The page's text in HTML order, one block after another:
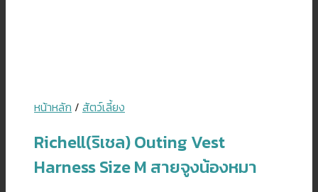
หน้าหลัก / สัตว์เลี้ยง
Richell(ริเชล) Outing Vest
Harness Size M สายจูงน้องหมา